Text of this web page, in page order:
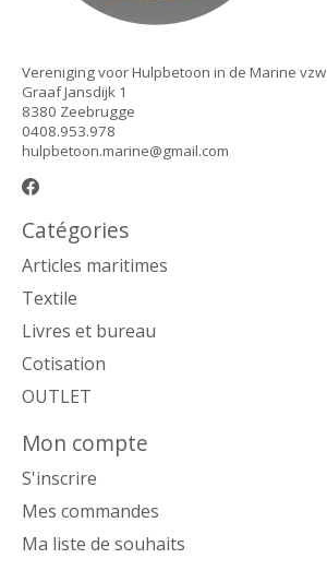
Vereniging voor Hulpbetoon in de Marine vzw
Graaf Jansdijk 1
8380 Zeebrugge
0408.953.978
hulpbetoon.marine@gmail.com
Catégories
Articles maritimes
Textile
Livres et bureau
Cotisation
OUTLET
Mon compte
S'inscrire
Mes commandes
Ma liste de souhaits